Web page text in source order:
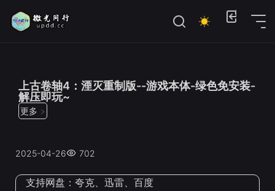
上古卷轴4：湮灭重制版--游戏本体-绿色免安装-
解压即玩~
更多 >
2025-04-26 702
支持网盘： 夸克、迅雷、百度